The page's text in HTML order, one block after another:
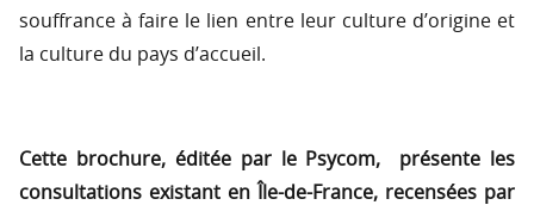
souffrance à faire le lien entre leur culture d’origine et
la culture du pays d’accueil.
Cette brochure, éditée par le Psycom, présente les
consultations existant en Île-de-France, recensées par